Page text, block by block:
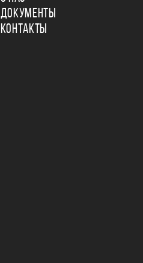
ДОКУМЕНТЫ
КОНТАКТЫ